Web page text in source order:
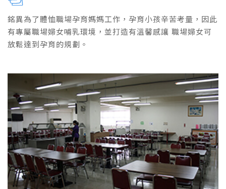
銘異為了體恤職場孕育媽媽工作，孕育小孩辛苦考量，因此
有專屬職場婦女哺乳環境，並打造有溫馨感讓 職場婦女可
放鬆達到孕育的規劃。